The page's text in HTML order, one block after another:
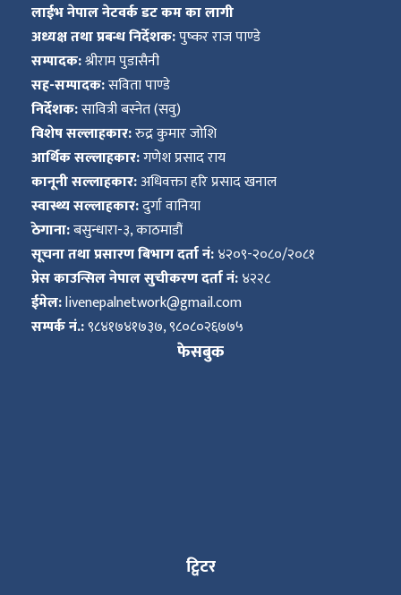
लाईभ नेपाल नेटवर्क डट कम का लागी
अध्यक्ष तथा प्रबन्ध निर्देशक:पुष्कर राज पाण्डे
सम्पादक:श्रीराम पुडासैनी
सह-सम्पादक:सविता पाण्डे
निर्देशक:सावित्री बस्नेत (सवु)
विशेष सल्लाहकार:रुद्र कुमार जोशि
आर्थिक सल्लाहकार:गणेश प्रसाद राय
कानूनी सल्लाहकार:अधिवक्ता हरि प्रसाद खनाल
स्वास्थ्य सल्लाहकार:दुर्गा वानिया
ठेगाना:बसुन्धारा-३, काठमाडौं
सूचना तथा प्रसारण बिभाग दर्ता नं:४२०९-२०८०/२०८१
प्रेस काउन्सिल नेपाल सुचीकरण दर्ता नं:४२२८
ईमेल:livenepalnetwork@gmail.com
सम्पर्क नं.:९८४१७४१७३७, ९८०८०२६७७५
फेसबुक
ट्विटर